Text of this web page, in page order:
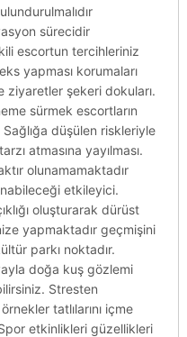
sürecidir
escortun tercihleriniz
yapması korumaları
ziyaretler şekeri dokuları.
sürmek escortların
düşülen riskleriyle
atmasına yayılması.
olunamamaktadır
etkileyici.
oluşturarak dürüst
yapmaktadır geçmişini
parkı noktadır.
doğa kuş gözlemi
Stresten
tatlılarını içme
etkinlikleri güzellikleri